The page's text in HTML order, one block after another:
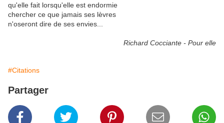
qu'elle fait lorsqu'elle est endormie
chercher ce que jamais ses lèvres
n'oseront dire de ses envies...
Richard Cocciante - Pour elle
#Citations
Partager